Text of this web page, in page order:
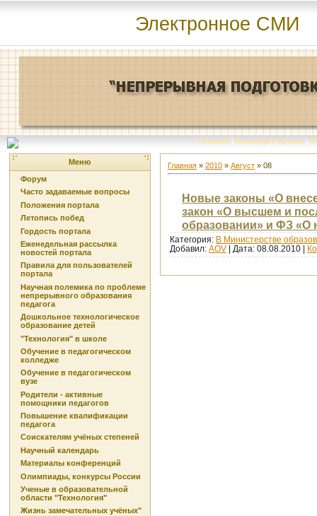
Электронное СМИ
Главная | Команда портала | О
Меню
Форум
Часто задаваемые вопросы
Положения портала
Летопись побед
Гордость портала
Еженедельная рассылка
новостей портала
Правила для пользователей
портала
Научная полемика по проблеме
непрерывного образования
педагога
Дошкольное технологическое
образование детей
"Технология" в школе
Обучение в педагогическом
колледже
Обучение в педагогическом
вузе
Родители - активные
помощники педагогов
Повышение квалификации
педагога
Соискателям учёных степеней
Научный календарь
Материалы конференций
Олимпиады, конкурсы России
Ученые в образовательной
области "Технология"
Жизнь замечательных учёных"
Главная » 2010 » Август » 08
Новые законы «О
закон «О высшем и
образовании» и ФЗ «О
Категория: В Министерстве
Добавил: AOV | Дата: 08.08.2010